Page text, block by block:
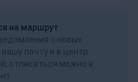
на маршрут
о новых
вашу почту и в центр
отписаться можно в